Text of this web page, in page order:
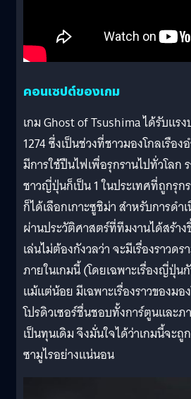
คอนเซปต์ของเกม
เกม Ghost of Tsushima ได้รับแร
1274 ซึ่งเป็นช่วงที่ชาวมองโกลเรือ
มีการใช้ปืนไฟเพื่อรุกรานไปทั่วโลก
ชาวญี่ปุ่นก็เป็น 1 ในประเทศที่ถูกรุก
ก็ได้เลือกเกาะซูชิม่า สำหรับการดำ
ผ่านประวัติศาสตร์ที่ทีมงานได้สร้า
เล่นไม่ต้องกังวลว่า จะมีเรื่องราวด
ภายในเกมนี้ (โดยเฉพาะเรื่องญี่ปุ่
แม้แต่น้อย มีเฉพาะเรื่องราวของมอ
โปรดิวเซอร์ชื่นชอบทั้งการ์ตูนและ
เป็นทุนเดิม จึงมั่นใจได้ว่าเกมนี้จะ
ซามูไรอย่างแน่นอน